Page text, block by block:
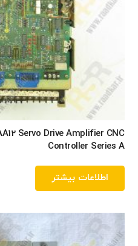
Servo Drive Amplifier CNC
Controller Series A
اطلاعات بیشتر